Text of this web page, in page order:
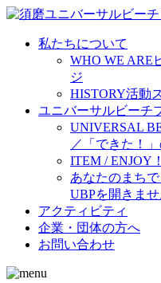
私たちについて
WHO WE ARE
ジ
HISTORY活動
ユニバーサルビーチ
UNIVERSAL
／「できた！
ITEM / ENJOY！
あなたのまちで
UBPを開きませ
アクティビティ
企業・団体の方へ
お問い合わせ